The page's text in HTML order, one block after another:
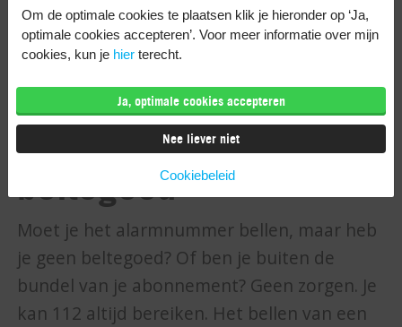
Kies een nummer dat bij de ‘SOS-
contactpersonen’ staat vermeld.
112 bellen zonder
abonnement of
beltegoed
Moet je het alarmnummer bellen, maar heb
je geen beltegoed? Of ben je buiten de
bundel van je abonnement? Geen zorgen. Je
kan 112 altijd bereiken. Het bellen van een
Om de optimale cookies te plaatsen klik je hieronder op ‘Ja,
optimale cookies accepteren’. Voor meer informatie over mijn
cookies, kun je hier terecht.
Ja, optimale cookies accepteren
Nee liever niet
Cookiebeleid